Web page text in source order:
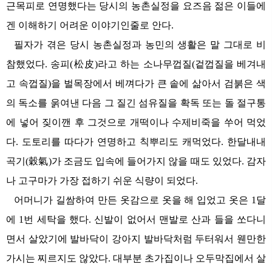
근목피로 연명했다는 당시의 농촌실정을 요즈음 젊은 이들에
겐 이해하기 어려운 이야기인줄로 안다.
필자가 겪은 당시 농촌실정과 농민의 생활은 말 그대로 비
참했었다. 송피(松皮)라고 하는 소나무껍질(겉껍질을 베겨내
고 속껍질)을 벌목장에서 베껴다가 큰 솥에 삶아서 검붉은 색
의 독소를 욹여낸 다음 그 질긴 섬유질을 확독 또는 돌 절구통
에 넣어 짖이깬 후 그것으로 개떡이나 수제비죽을 쑤어 먹었
다. 도토리를 따다가 연명하고 칙뿌리도 캐먹었다. 한달내내
곡기(穀氣)가 조금도 입속에 들어가지 않을 때도 있었다. 감자
나 고구마가 가장 접하기 쉬운 식량이 되었다.
어머니가 길쌈하여 만든 옷감으로 옷을 해 입었고 옷은 1달
에 1번 세탁을 했다. 신발이 없어서 맨발로 산과 들을 쏘다니
면서 살았기에 발바닥이 강아지 발바닥처럼 두터워서 웬만한
가시는 찌르지도 않았다. 대부분 초가집이나 오두막집에서 살